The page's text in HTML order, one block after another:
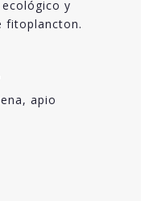
y
fitoplancton.
apio